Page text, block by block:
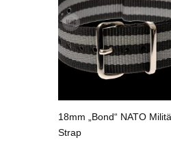
18mm „Bond“ NATO
Strap